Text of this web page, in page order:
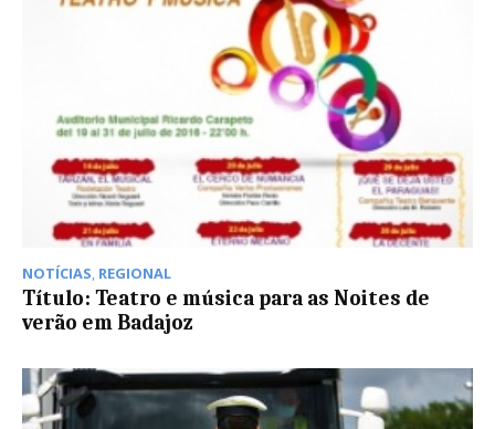
NOTÍCIAS, REGIONAL
Título: Teatro e música para as Noites de
verão em Badajoz